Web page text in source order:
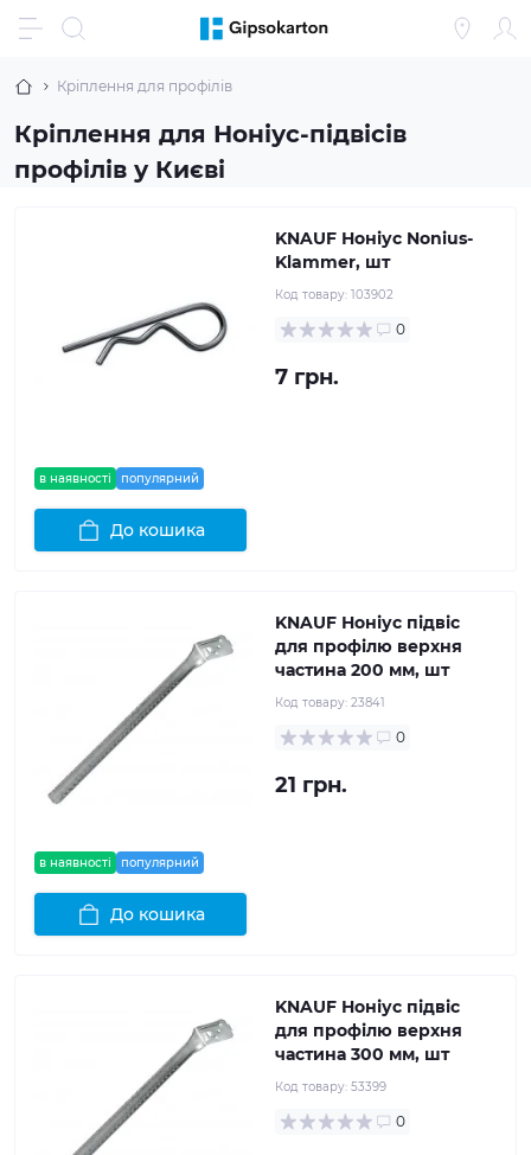
Кріплення для профілів
Кріплення для Ноніус-підвісів
профілів у Києві
в наявності популярний
KNAUF Ноніус Nonius-
Klammer, шт
Код товару: 103902
0
7 грн.
До кошика
в наявності популярний
KNAUF Ноніус підвіс
для профілю верхня
частина 200 мм, шт
Код товару: 23841
0
21 грн.
До кошика
KNAUF Ноніус підвіс
для профілю верхня
частина 300 мм, шт
Код товару: 53399
0